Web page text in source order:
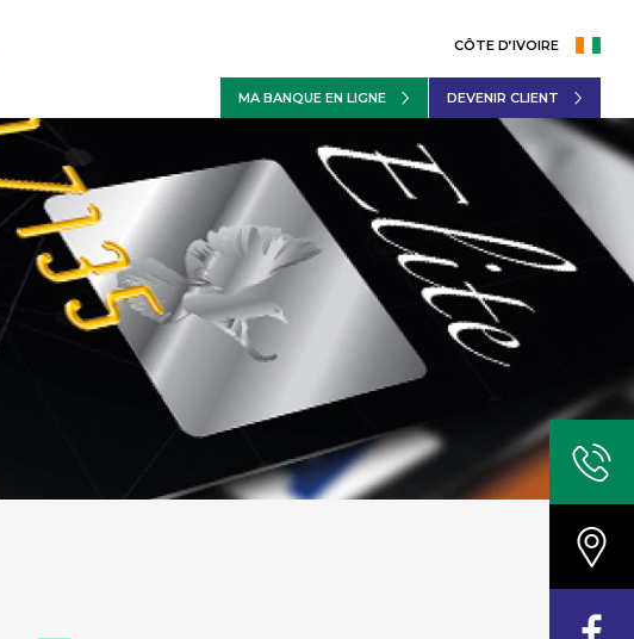
CÔTE D’IVOIRE
DEVENIR CLIENT
MA BANQUE EN LIGNE